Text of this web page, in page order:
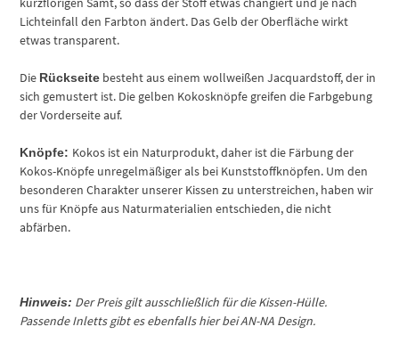
Lichteinfall den Farbton ändert. Das Gelb der Oberfläche wirkt
etwas transparent.
Die Rückseite besteht aus einem wollweißen Jacquardstoff, der in
sich gemustert ist. Die gelben Kokosknöpfe greifen die Farbgebung
der Vorderseite auf.
Knöpfe: Kokos ist ein Naturprodukt, daher ist die Färbung der
Kokos-Knöpfe unregelmäßiger als bei Kunststoffknöpfen. Um den
besonderen Charakter unserer Kissen zu unterstreichen, haben wir
uns für Knöpfe aus Naturmaterialien entschieden, die nicht
abfärben.
Hinweis: Der Preis gilt ausschließlich für die Kissen-Hülle.
Passende Inletts gibt es ebenfalls hier bei AN-NA Design.